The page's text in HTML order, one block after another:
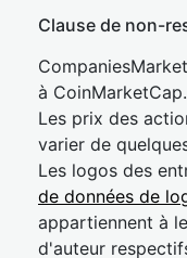
Clause de non-
à
Les prix des
varier de
Les logos des
de données de
appartiennent à
d'auteur